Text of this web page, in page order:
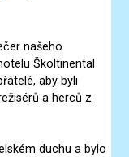
našeho
Školtinental
aby byli
a herců z
duchu a bylo